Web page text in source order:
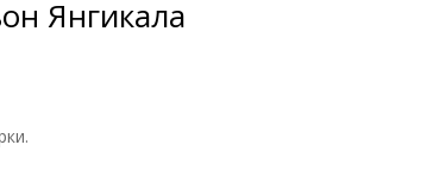
Янгикала